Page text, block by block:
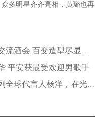
多明星齐齐亮相，黄璐也再
蒋梦婕亮相中法电影人交流酒会 百变造型尽显多元魅力
平安获最受欢迎男歌手
荣耀正式官宣荣耀90系列全球代言人杨洋，在光影中完美拿捏写真氛围